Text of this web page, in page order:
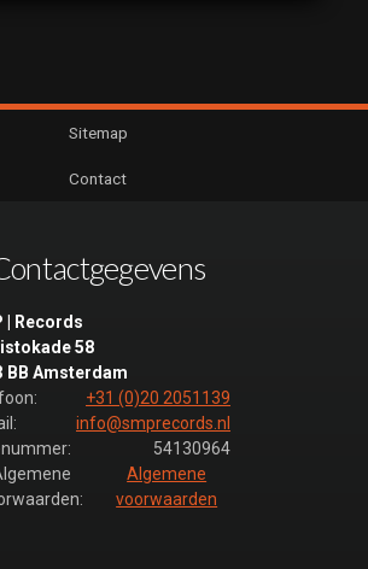
Sitemap
Contact
| Records
58
BB Amsterdam
+31 (0)20 2051139
info@smprecords.nl
nummer:
54130964
Algemene
voorwaarden